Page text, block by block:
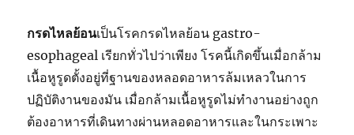
กรดไหลย้อนเป็นโรคกรดไหลย้อน gastro-
esophageal เรียกทั่วไปว่าเพียง โรคนี้เกิดขึ้นเมื่อกล้าม
เนื้อหูรูดตั้งอยู่ที่ฐานของหลอดอาหารล้มเหลวในการ
ปฏิบัติงานของมัน เมื่อกล้ามเนื้อหูรูดไม่ทำงานอย่างถูก
ต้องอาหารที่เดินทางผ่านหลอดอาหารและในกระเพาะ